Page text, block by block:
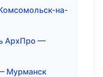
на-
АрхПро —
Мурманск